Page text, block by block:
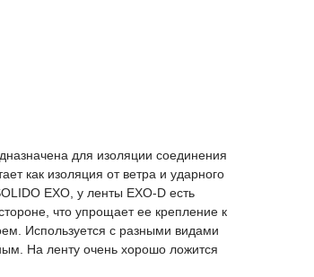
для изоляции соединения
как изоляция от ветра и ударного
EXO, у ленты EXO-D есть
что упрощает ее крепление к
Используется с разными видами
На ленту очень хорошо ложится